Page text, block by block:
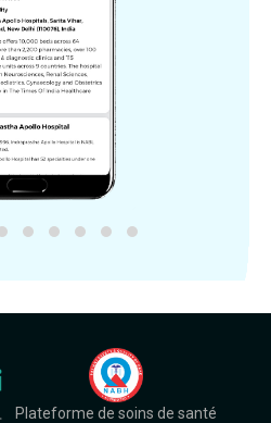
Plateforme de soins de santé